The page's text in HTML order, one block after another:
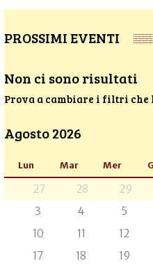
PROSSIMI EVENTI
Non ci sono risultati
Prova a cambiare i filtri che
Agosto 2026
Lun Mar Mer
27 28 29
3
4 5
10
11 12
17
18 19